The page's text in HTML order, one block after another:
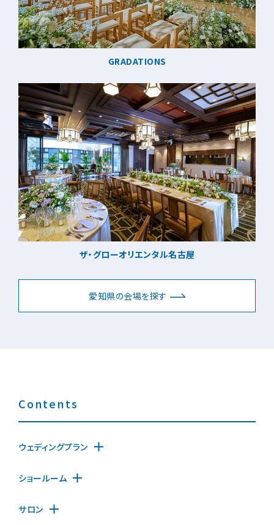
GRADATIONS
ザ・グローオリエンタル名古屋
愛知県の会場を探す
Contents
ウェディングプラン
ショールーム
サロン